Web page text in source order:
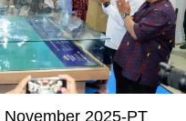
November 2025-PT